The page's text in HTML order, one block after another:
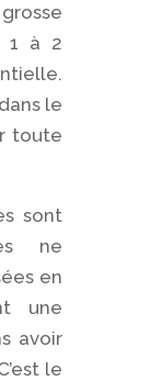
1 à 2
le
toute
sont
ne
en
une
avoir
le